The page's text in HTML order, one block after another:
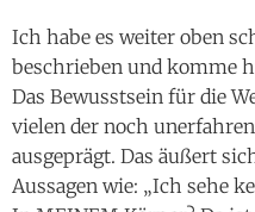
Ich habe es weiter oben
beschrieben und komme
Das Bewusstsein für die
vielen der noch
ausgeprägt. Das äußert
Aussagen wie: „Ich sehe